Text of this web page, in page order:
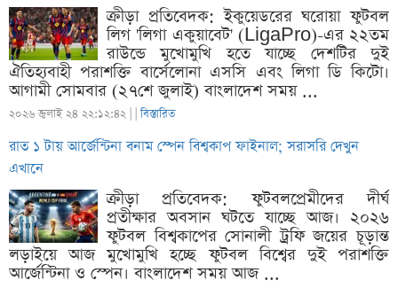
ক্রীড়া প্রতিবেদক: ইকুয়েডরের ঘরোয়া ফুটবল
লিগ 'লিগা একুয়াবেট' (LigaPro)-এর ২২তম
রাউন্ডে মুখোমুখি হতে যাচ্ছে দেশটির দুই
ঐতিহ্যবাহী পরাশক্তি বার্সেলোনা এসসি এবং লিগা ডি কিটো।
আগামী সোমবার (২৭শে জুলাই) বাংলাদেশ সময় ...
২০২৬ জুলাই ২৪ ২২:১২:৪২ | |বিস্তারিত
রাত ১ টায় আর্জেন্টিনা বনাম স্পেন বিশ্বকাপ ফাইনাল; সরাসরি দেখুন
এখানে
ক্রীড়া প্রতিবেদক: ফুটবলপ্রেমীদের দীর্ঘ
প্রতীক্ষার অবসান ঘটতে যাচ্ছে আজ। ২০২৬
ফুটবল বিশ্বকাপের সোনালী ট্রফি জয়ের চূড়ান্ত
লড়াইয়ে আজ মুখোমুখি হচ্ছে ফুটবল বিশ্বের দুই পরাশক্তি
আর্জেন্টিনা ও স্পেন। বাংলাদেশ সময় আজ ...